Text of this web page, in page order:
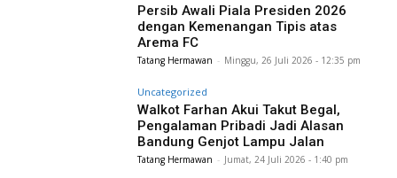
Persib Awali Piala Presiden 2026
dengan Kemenangan Tipis atas
Arema FC
Tatang Hermawan - Minggu, 26 Juli 2026 - 12:35 pm
Uncategorized
Walkot Farhan Akui Takut Begal,
Pengalaman Pribadi Jadi Alasan
Bandung Genjot Lampu Jalan
Tatang Hermawan - Jumat, 24 Juli 2026 - 1:40 pm